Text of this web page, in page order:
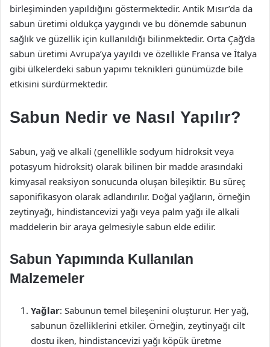
birleşiminden yapıldığını göstermektedir. Antik Mısır’da da
sabun üretimi oldukça yaygındı ve bu dönemde sabunun
sağlık ve güzellik için kullanıldığı bilinmektedir. Orta Çağ’da
sabun üretimi Avrupa’ya yayıldı ve özellikle Fransa ve İtalya
gibi ülkelerdeki sabun yapımı teknikleri günümüzde bile
etkisini sürdürmektedir.
Sabun Nedir ve Nasıl Yapılır?
Sabun, yağ ve alkali (genellikle sodyum hidroksit veya
potasyum hidroksit) olarak bilinen bir madde arasındaki
kimyasal reaksiyon sonucunda oluşan bileşiktir. Bu süreç
saponifikasyon olarak adlandırılır. Doğal yağların, örneğin
zeytinyağı, hindistancevizi yağı veya palm yağı ile alkali
maddelerin bir araya gelmesiyle sabun elde edilir.
Sabun Yapımında Kullanılan
Malzemeler
Yağlar: Sabunun temel bileşenini oluşturur. Her yağ,
sabunun özelliklerini etkiler. Örneğin, zeytinyağı cilt
dostu iken, hindistancevizi yağı köpük üretme